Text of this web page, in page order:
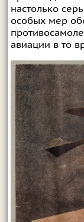
настолько
особых мер
авиации в то